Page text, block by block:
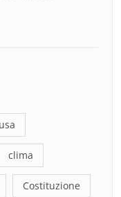
clima
Costituzione